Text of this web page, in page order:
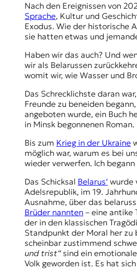
Nach den Ereignissen von
Sprache, Kultur und
Exodus. Wie der historische
sie hatten etwas und
Haben wir das auch? Und
wir als Belarussen
womit wir, wie Wasser und
Das Schrecklichste daran
Freunde zu beneiden
angeboten wurde, ein Buch
in Minsk begonnenen Roman.
Bis zum Krieg in der Ukraine
möglich war, warum es bei
wieder verwerfen. Ich
Das Schicksal Belarus‘ wurde
Adelsrepublik, im 19.
Ausnahme, über das
Brüder nannten – eine antike
der in den klassischen
Standpunkt der Moral her zu
scheinbar zustimmend
und trist“sind ein
Volk geworden ist. Es hat